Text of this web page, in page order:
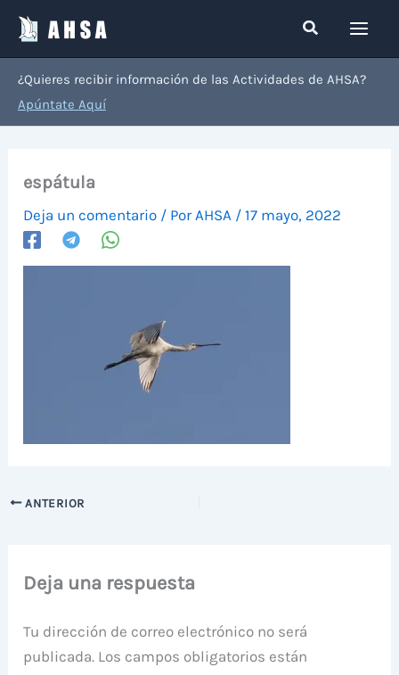
contenido
Buscar
¿Quieres recibir información de las Actividades de AHSA?
Apúntate Aquí
espátula
Deja un comentario / Por AHSA /17 mayo, 2022
ANTERIOR
Deja una respuesta
Tu dirección de correo electrónico no será
publicada. Los campos obligatorios están